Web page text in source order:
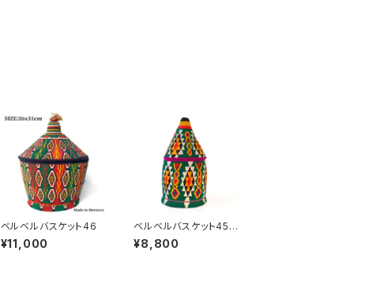
ベルベルバスケット46
¥11,000
ベルベルバスケット45
(17xH33cm)
¥8,800